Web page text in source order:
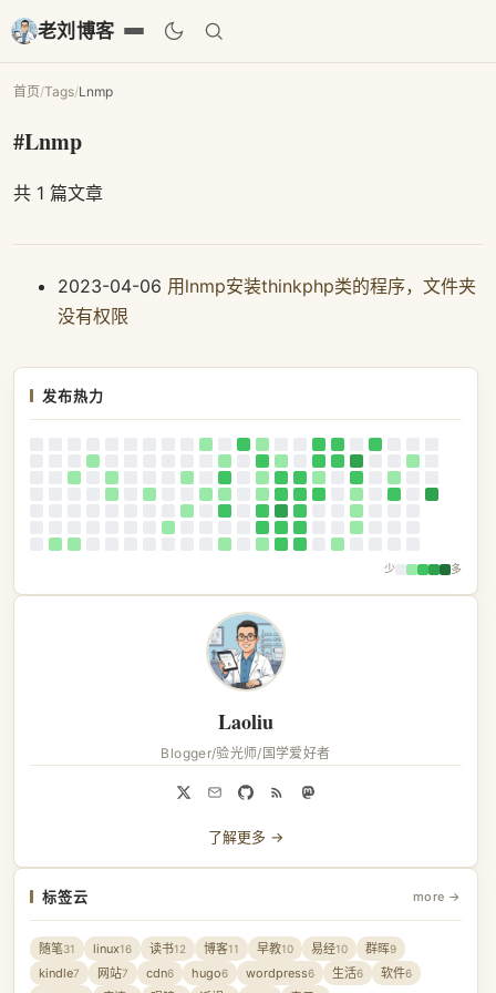
老刘博客
首页/Tags/Lnmp
#Lnmp
共 1 篇文章
2023-04-06 用lnmp安装thinkphp类的程序，文件夹
没有权限
发布热力
少 多
Laoliu
Blogger/验光师/国学爱好者
了解更多 →
标签云 more →
随笔31 linux16 读书12 博客11 早教10 易经10 群晖9
kindle7 网站7 cdn6 hugo6 wordpress6 生活6 软件6